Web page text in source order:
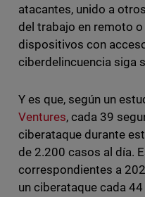
atacantes, unido a
del trabajo en remoto
dispositivos con
ciberdelincuencia siga
Y es que, según un
Ventures, cada 39
ciberataque durante
de 2.200 casos al día.
correspondientes a
un ciberataque cada